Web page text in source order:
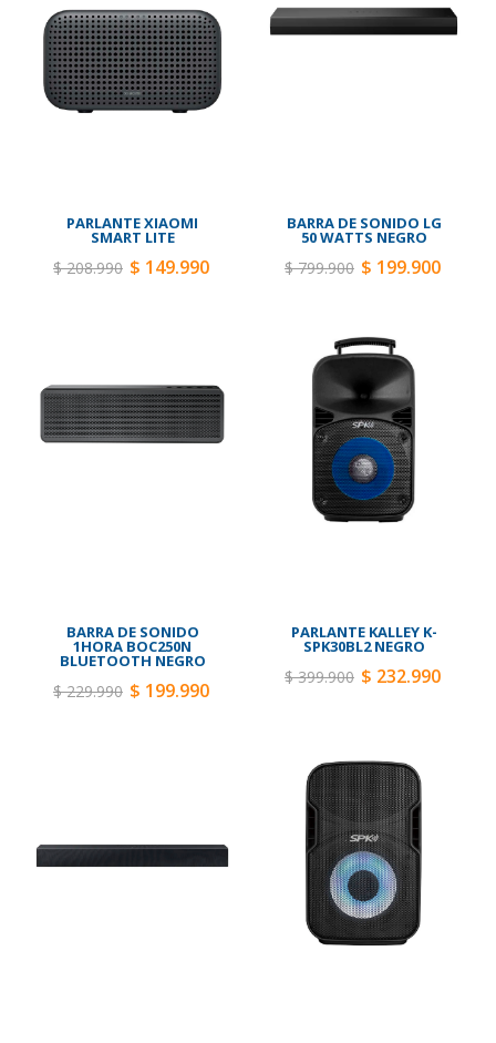
PARLANTE XIAOMI
SMART LITE
$ 208.990 $ 149.990
BARRA DE SONIDO LG
50 WATTS NEGRO
$ 799.900 $ 199.900
BARRA DE SONIDO
1HORA BOC250N
BLUETOOTH NEGRO
$ 229.990 $ 199.990
PARLANTE KALLEY K-
SPK30BL2 NEGRO
$ 399.900 $ 232.990